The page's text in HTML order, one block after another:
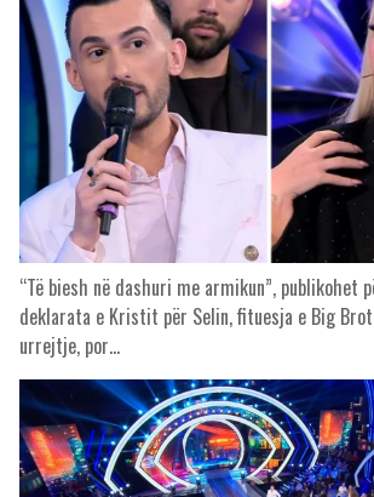
“Të biesh në dashuri me armikun”, publikohet
deklarata e Kristit për Selin, fituesja e Big
urrejtje, por…